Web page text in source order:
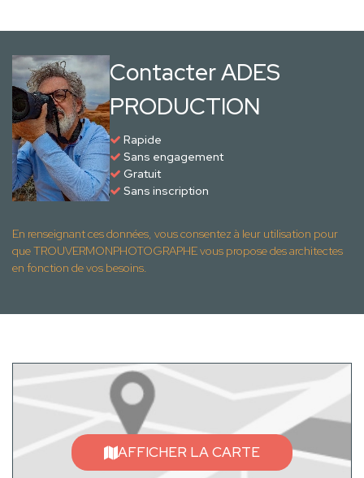
Contacter ADES
PRODUCTION
Rapide
Sans engagement
Gratuit
Sans inscription
En renseignant ces données, vous consentez à leur utilisation pour
que TROUVERMONPHOTOGRAPHE vous propose des architectes
en fonction de vos besoins.
AFFICHER LA CARTE